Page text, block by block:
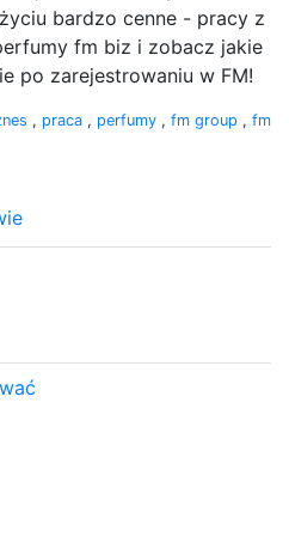
bardzo cenne - pracy z
fm biz i zobacz jakie
po zarejestrowaniu w FM!
, praca , perfumy , fm group , fm